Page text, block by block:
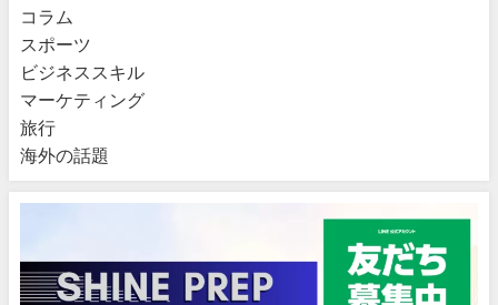
コラム
スポーツ
ビジネススキル
マーケティング
旅行
海外の話題